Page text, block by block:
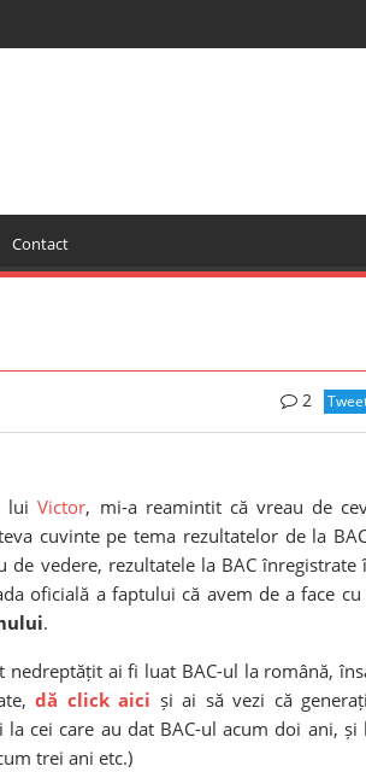
Contact
2
luiVictor, mi-a reamintit că vreau de
cuvinte pe tema rezultatelor de la
de vedere, rezultatele la BAC înregistrate
oficială a faptului că avem de a face cu
.
nedreptățit ai fi luat BAC-ul la română,
dă click aici și ai să vezi că
la cei care au dat BAC-ul acum doi ani, și
trei ani etc.)